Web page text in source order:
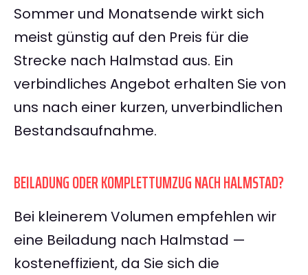
Sommer und Monatsende wirkt sich
meist günstig auf den Preis für die
Strecke nach Halmstad aus. Ein
verbindliches Angebot erhalten Sie von
uns nach einer kurzen, unverbindlichen
Bestandsaufnahme.
BEILADUNG ODER KOMPLETTUMZUG NACH HALMSTAD?
Bei kleinerem Volumen empfehlen wir
eine Beiladung nach Halmstad —
kosteneffizient, da Sie sich die